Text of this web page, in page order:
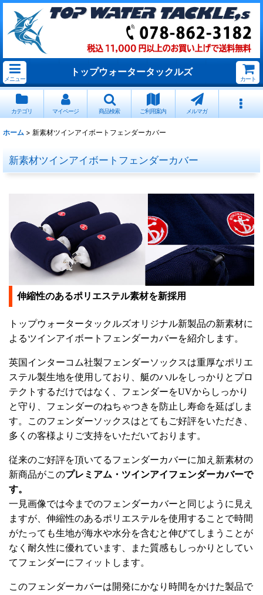
メニュー
トップウォータータックルズ
カート
カテゴリ マイページ 商品検索 ご利用案内 メルマガ
ホーム > 新素材ツインアイボートフェンダーカバー
新素材ツインアイボートフェンダーカバー
伸縮性のあるポリエステル素材を新採用
トップウォータータックルズオリジナル新製品の新素材に
よるツインアイボートフェンダーカバーを紹介します。
英国インターコム社製フェンダーソックスは重厚なポリエ
ステル製生地を使用しており、艇のハルをしっかりとプロ
テクトするだけではなく、フェンダーをUVからしっかり
と守り、フェンダーのねちゃつきを防止し寿命を延ばしま
す。このフェンダーソックスはとてもご好評をいただき、
多くの客様よりご支持をいただいております。
従来のご好評を頂いてるフェンダーカバーに加え新素材の
新商品がこのプレミアム・ツインアイフェンダーカバーで
す。
一見画像では今までのフェンダーカバーと同じように見え
ますが、伸縮性のあるポリエステルを使用することで時間
がたっても生地が海水や水分を含むと伸びてしまうことが
なく耐久性に優れています、また質感もしっかりとしてい
てフェンダーにフィットします。
このフェンダーカバーは開発にかなり時間をかけた製品で